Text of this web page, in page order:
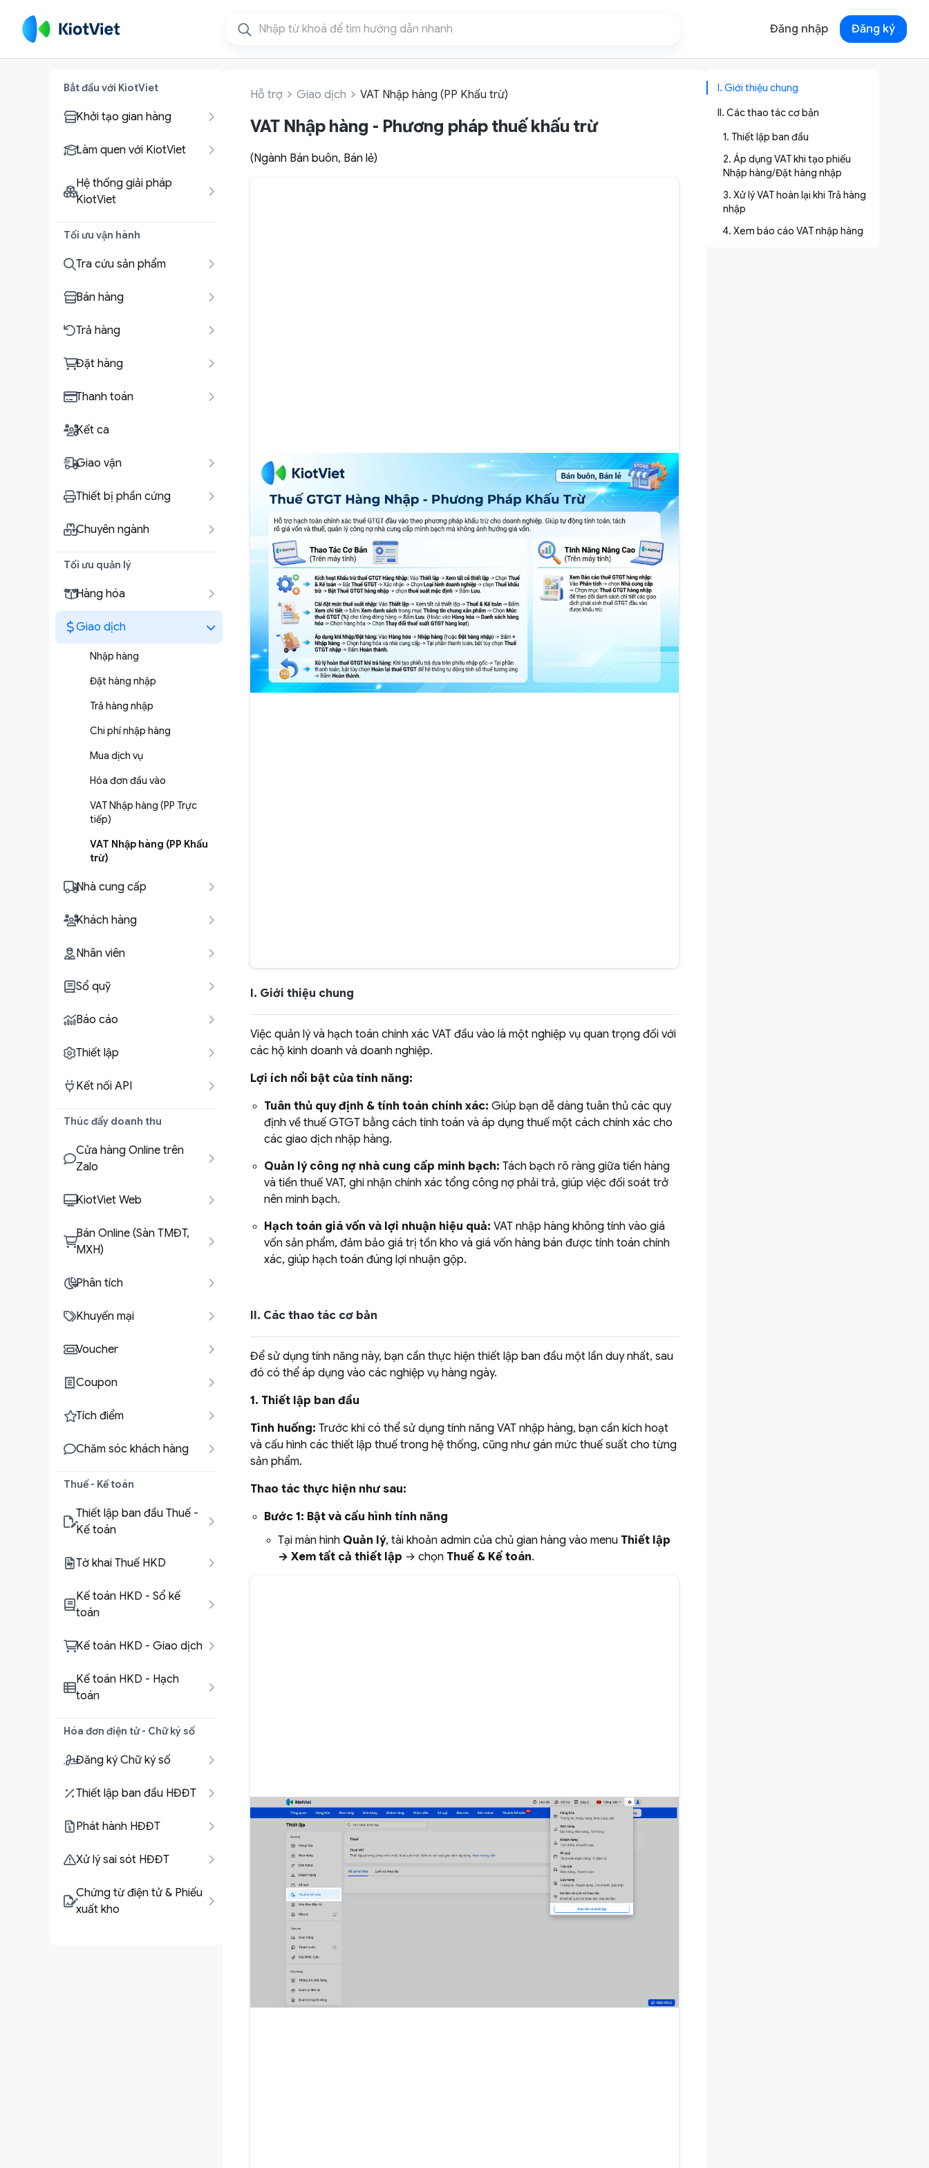
Đăng nhập Đăng ký
Bắt đầu với KiotViet
Khởi tạo gian hàng
Làm quen với KiotViet
Hệ thống giải pháp
KiotViet
Tối ưu vận hành
Tra cứu sản phẩm
Bán hàng
Trả hàng
Đặt hàng
Thanh toán
Kết ca
Giao vận
Thiết bị phần cứng
Chuyên ngành
Tối ưu quản lý
Hàng hóa
Giao dịch
Nhập hàng
Đặt hàng nhập
Trả hàng nhập
Chi phí nhập hàng
Mua dịch vụ
Hóa đơn đầu vào
VAT Nhập hàng (PP Trực
tiếp)
VAT Nhập hàng (PP Khấu
trừ)
Nhà cung cấp
Khách hàng
Nhân viên
Sổ quỹ
Báo cáo
Thiết lập
Kết nối API
Thúc đẩy doanh thu
Cửa hàng Online trên
Zalo
KiotViet Web
Bán Online (Sàn TMĐT,
MXH)
Phân tích
Khuyến mại
Voucher
Coupon
Tích điểm
Chăm sóc khách hàng
Thuế - Kế toán
Thiết lập ban đầu Thuế -
Kế toán
Tờ khai Thuế HKD
Kế toán HKD - Sổ kế
toán
Kế toán HKD - Giao dịch
Kế toán HKD - Hạch
toán
Hóa đơn điện tử - Chữ ký số
Đăng ký Chữ ký số
Thiết lập ban đầu HĐĐT
Phát hành HĐĐT
Xử lý sai sót HĐĐT
Chứng từ điện tử & Phiếu
xuất kho
Hỗ trợ Giao dịch VAT Nhập hàng (PP Khấu trừ)
VAT Nhập hàng - Phương pháp thuế khấu trừ
(Ngành Bán buôn, Bán lẻ)
I. Giới thiệu chung
Việc quản lý và hạch toán chính xác VAT đầu vào là một nghiệp vụ quan trọng đối với
các hộ kinh doanh và doanh nghiệp.
Lợi ích nổi bật của tính năng:
Tuân thủ quy định & tính toán chính xác: Giúp bạn dễ dàng tuân thủ các quy
định về thuế GTGT bằng cách tính toán và áp dụng thuế một cách chính xác cho
các giao dịch nhập hàng.
Quản lý công nợ nhà cung cấp minh bạch: Tách bạch rõ ràng giữa tiền hàng
và tiền thuế VAT, ghi nhận chính xác tổng công nợ phải trả, giúp việc đối soát trở
nên minh bạch.
Hạch toán giá vốn và lợi nhuận hiệu quả: VAT nhập hàng không tính vào giá
vốn sản phẩm, đảm bảo giá trị tồn kho và giá vốn hàng bán được tính toán chính
xác, giúp hạch toán đúng lợi nhuận gộp.
II. Các thao tác cơ bản
Để sử dụng tính năng này, bạn cần thực hiện thiết lập ban đầu một lần duy nhất, sau
đó có thể áp dụng vào các nghiệp vụ hàng ngày.
1. Thiết lập ban đầu
Tình huống: Trước khi có thể sử dụng tính năng VAT nhập hàng, bạn cần kích hoạt
và cấu hình các thiết lập thuế trong hệ thống, cũng như gán mức thuế suất cho từng
sản phẩm.
Thao tác thực hiện như sau:
Bước 1: Bật và cấu hình tính năng
Tại màn hình Quản lý, tài khoản admin của chủ gian hàng vào menu Thiết lập
→ Xem tất cả thiết lập → chọn Thuế & Kế toán.
I. Giới thiệu chung
II. Các thao tác cơ bản
1. Thiết lập ban đầu
2. Áp dụng VAT khi tạo phiếu
Nhập hàng/Đặt hàng nhập
3. Xử lý VAT hoàn lại khi Trả hàng
nhập
4. Xem báo cáo VAT nhập hàng